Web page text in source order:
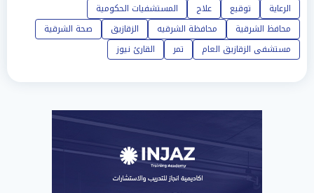
الرعاية
توقيع علاج
المستشفيات الحكومية
محافظ الشرقية
محافظة الشرقيه الزقازيق
صحة الشرقية
مستشفى الزقازيق العام
تمر القارئ نيوز